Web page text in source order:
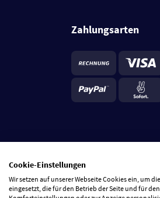
Zahlungsarten
Cookie-Einstellungen
Wir setzen auf unserer Webseite Cookies ein, um
eingesetzt, die für den Betrieb der Seite und für